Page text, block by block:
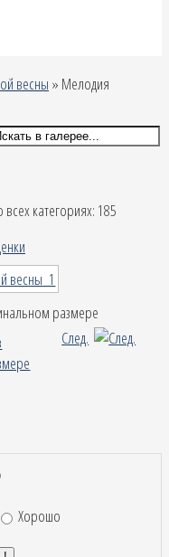
весны » Мелодия
категориях: 185
След.
Хорошо